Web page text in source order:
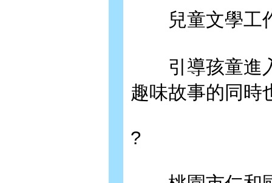
兒童文學工作
引導孩童進入
趣味故事的同時
?